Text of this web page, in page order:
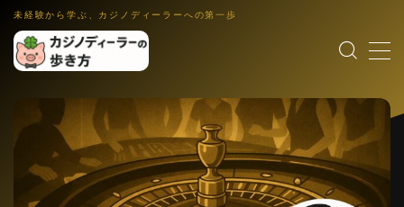
未経験から学ぶ、カジノディーラーへの第一歩
MENU
カジノディーラー入門 職業理解・集客入口
ゲーム解説 各ゲーム・控除率・ルール入門